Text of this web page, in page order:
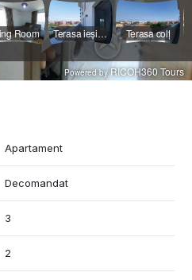
Apartament
Decomandat
3
2